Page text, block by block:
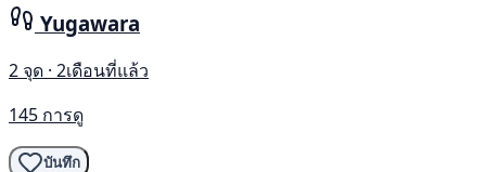
Yugawara
2 จุด · 2เดือนที่แล้ว
145 การดู
บันทึก